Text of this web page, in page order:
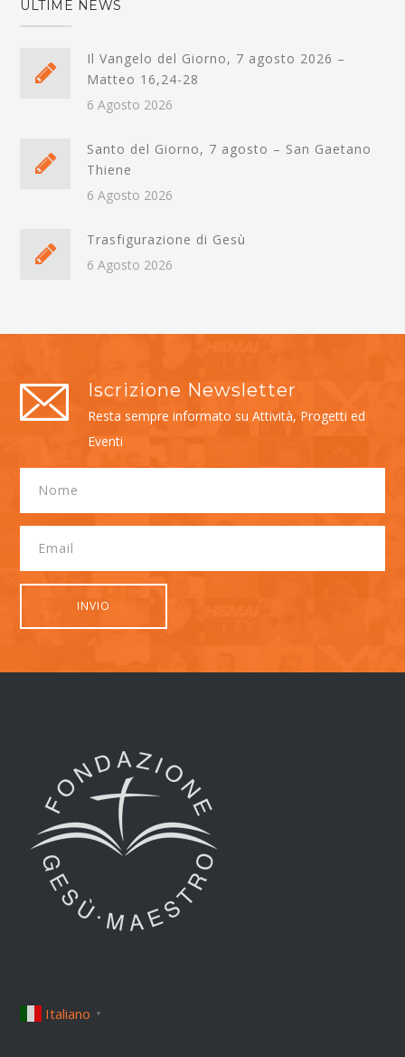
ULTIME NEWS
Il Vangelo del Giorno, 7 agosto 2026 –
Matteo 16,24-28
6 Agosto 2026
Santo del Giorno, 7 agosto – San Gaetano
Thiene
6 Agosto 2026
Trasfigurazione di Gesù
6 Agosto 2026
Iscrizione Newsletter
Resta sempre informato su Attività, Progetti ed
Eventi
Italiano ▼